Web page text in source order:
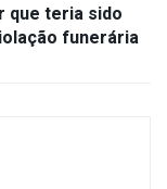
que teria sido
funerária